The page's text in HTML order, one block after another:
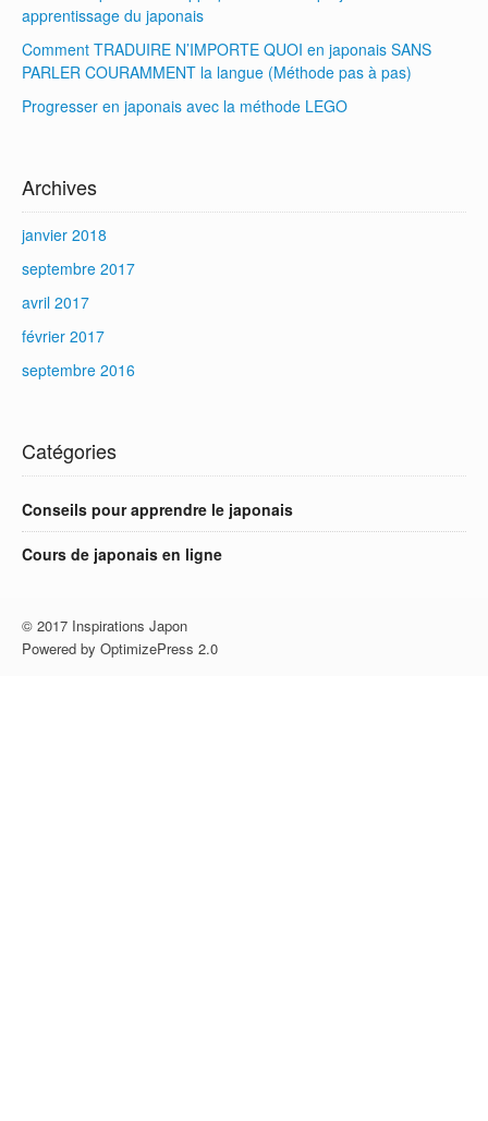
apprentissage du japonais
Comment TRADUIRE N’IMPORTE QUOI en japonais SANS
PARLER COURAMMENT la langue (Méthode pas à pas)
Progresser en japonais avec la méthode LEGO
Archives
janvier 2018
septembre 2017
avril 2017
février 2017
septembre 2016
Catégories
Conseils pour apprendre le japonais
Cours de japonais en ligne
© 2017 Inspirations Japon
Powered by OptimizePress 2.0